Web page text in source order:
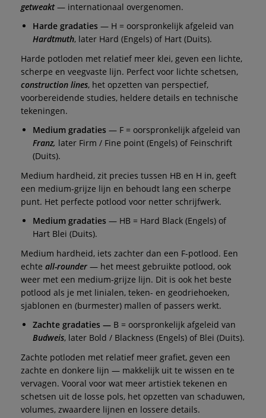
getweakt— internationaal overgenomen.
Harde gradaties — H = oorspronkelijk afgeleid van
Hardtmuth, later Hard (Engels) of Hart (Duits).
Harde potloden met relatief meer klei, geven een lichte,
scherpe en veegvaste lijn. Perfect voor lichte schetsen,
construction lines, het opzetten van perspectief,
voorbereidende studies, heldere details en technische
tekeningen.
Medium gradaties — F = oorspronkelijk afgeleid van
Franz, later Firm / Fine point (Engels) of Feinschrift
(Duits).
Medium hardheid, zit precies tussen HB en H in, geeft
een medium-grijze lijn en behoudt lang een scherpe
punt. Het perfecte potlood voor netter schrijfwerk.
Medium gradaties — HB = Hard Black (Engels) of
Hart Blei (Duits).
Medium hardheid, iets zachter dan een F-potlood. Een
echte all-rounder — het meest gebruikte potlood, ook
weer met een medium-grijze lijn. Dit is ook het beste
potlood als je met linialen, teken- en geodriehoeken,
sjablonen en (burmester) mallen of passers werkt.
Zachte gradaties — B = oorspronkelijk afgeleid van
Budweis, later Bold / Blackness (Engels) of Blei (Duits).
Zachte potloden met relatief meer grafiet, geven een
zachte en donkere lijn — makkelijk uit te wissen en te
vervagen. Vooral voor wat meer artistiek tekenen en
schetsen uit de losse pols, het opzetten van schaduwen,
volumes, zwaardere lijnen en lossere details.